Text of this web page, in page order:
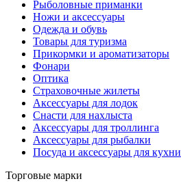
Рыболовные приманки
Ножи и аксессуары
Одежда и обувь
Товары для туризма
Прикормки и ароматизаторы
Фонари
Оптика
Страховочные жилеты
Аксессуары для лодок
Снасти для нахлыста
Аксессуары для троллинга
Аксессуары для рыбалки
Посуда и аксессуары для кухни
Торговые марки